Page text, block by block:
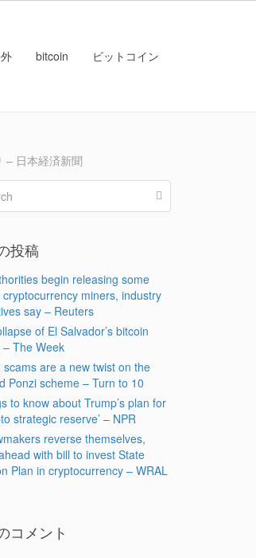
bitcoin ビットコイン
– 日本経済新聞
投稿
begin releasing some
cryptocurrency miners, industry
say – Reuters
of El Salvador’s bitcoin
The Week
scams are a new twist on the
Ponzi scheme – Turn to 10
to know about Trump’s plan for
strategic reserve’ – NPR
reverse themselves,
with bill to invest State
Plan in cryptocurrency – WRAL
コメント